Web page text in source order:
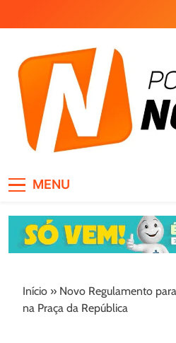
Por Trás da
MENU
Início » Novo Regulamento
na Praça da República